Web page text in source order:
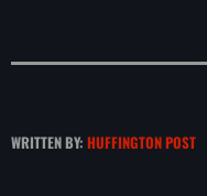
WRITTEN BY: HUFFINGTON POST